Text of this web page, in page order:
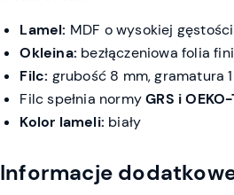
Lamel: MDF o wysokiej gęstości
Okleina: bezłączeniowa folia
Filc: grubość 8 mm, gramatura
Filc spełnia normyGRS i OEKO-
Kolor lameli: biały
Informacje